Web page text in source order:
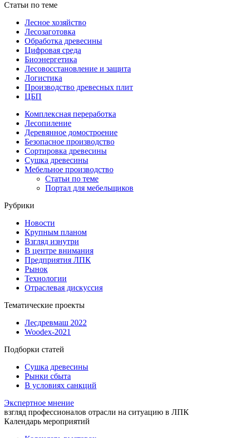
Статьи по теме
Лесное хозяйство
Лесозаготовка
Обработка древесины
Цифровая среда
Биоэнергетика
Лесовосстановление и защита
Логистика
Производство древесных плит
ЦБП
Комплексная переработка
Лесопиление
Деревянное домостроение
Безопасное производство
Сортировка древесины
Сушка древесины
Мебельное производство
Статьи по теме
Портал для мебельщиков
Рубрики
Новости
Крупным планом
Взгляд изнутри
В центре внимания
Предприятия ЛПК
Рынок
Технологии
Отраслевая дискуссия
Тематические проекты
Лесдревмаш 2022
Woodex-2021
Подборки статей
Сушка древесины
Рынки сбыта
В условиях санкций
Экспертное мнение
взгляд профессионалов отрасли на ситуацию в ЛПК
Календарь мероприятий